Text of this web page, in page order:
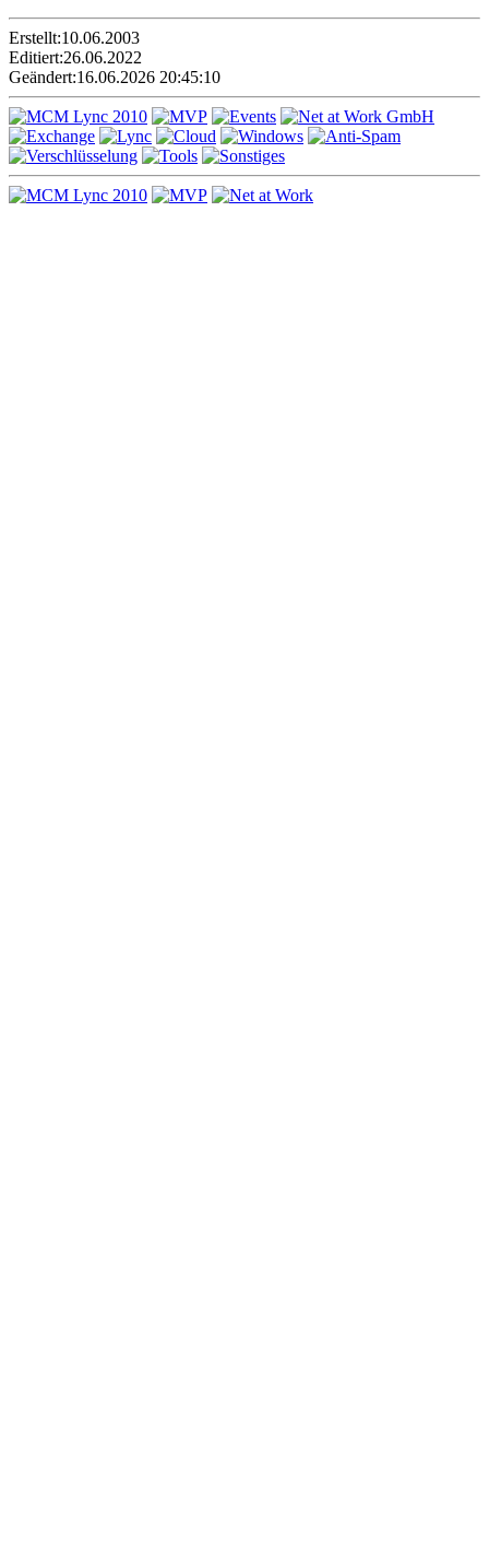
Erstellt:10.06.2003
Editiert:26.06.2022
Geändert:16.06.2026 20:45:10